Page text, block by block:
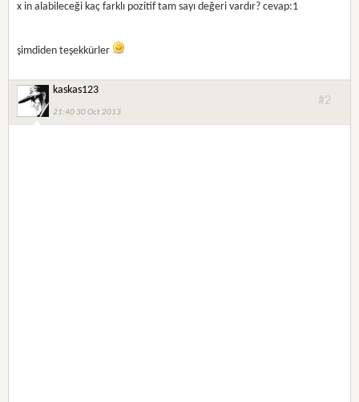
x in alabileceği kaç farklı pozitif tam sayı değeri vardır? cevap:1
şimdiden teşekkürler
kaskas123
21:40 30 Oct 2013
#2